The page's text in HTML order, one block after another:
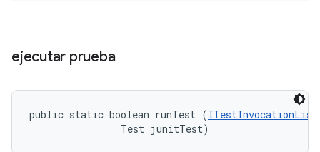
ejecutar prueba
public static boolean runTest (
                Test junitTest)